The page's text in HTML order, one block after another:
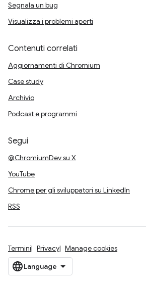
Segnala un bug
Visualizza i problemi aperti
Contenuti correlati
Aggiornamenti di Chromium
Case study
Archivio
Podcast e programmi
Segui
@ChromiumDev su X
YouTube
Chrome per gli sviluppatori su LinkedIn
RSS
Termini Privacy Manage cookies